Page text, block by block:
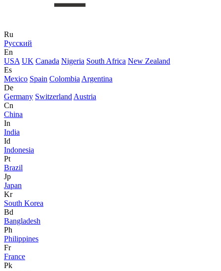
Ru
Русский
En
USA UK Canada Nigeria South Africa New Zealand
Es
Mexico Spain Colombia Argentina
De
Germany Switzerland Austria
Cn
China
In
India
Id
Indonesia
Pt
Brazil
Jp
Japan
Kr
South Korea
Bd
Bangladesh
Ph
Philippines
Fr
France
Pk